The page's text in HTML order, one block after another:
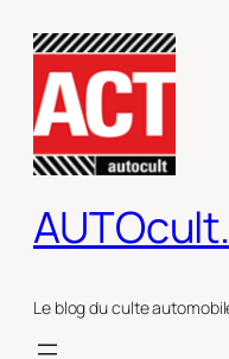
contenu
Le blog du culte